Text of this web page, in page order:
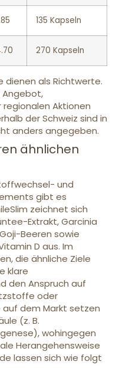
135 Kapseln
270 Kapseln
dienen als Richtwerte.
Angebot,
Aktionen
der Schweiz sind in
anders angegeben.
ähnlichen
und
gibt es
zeichnet sich
Extrakt, Garcinia
Beeren sowie
D aus. Im
die ähnliche Ziele
klare
den Anspruch auf
oder
auf dem Markt setzen
(z. B.
wohingegen
Herangehensweise
lassen sich wie folgt